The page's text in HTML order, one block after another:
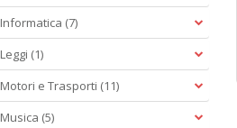
Informatica (7)
Leggi (1)
Motori e Trasporti (11)
Musica (5)